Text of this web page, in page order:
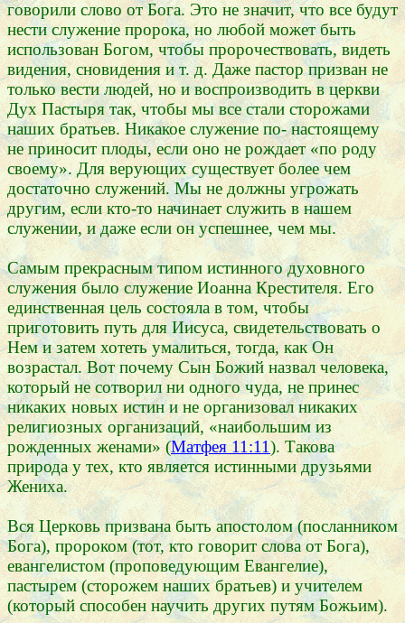
говорили слово от Бога. Это не значит, что все будут
нести служение пророка, но любой может быть
использован Богом, чтобы пророчествовать, видеть
видения, сновидения и т. д. Даже пастор призван не
только вести людей, но и воспроизводить в церкви
Дух Пастыря так, чтобы мы все стали сторожами
наших братьев. Никакое служение по- настоящему
не приносит плоды, если оно не рождает «по роду
своему». Для верующих существует более чем
достаточно служений. Мы не должны угрожать
другим, если кто-то начинает служить в нашем
служении, и даже если он успешнее, чем мы.
Самым прекрасным типом истинного духовного
служения было служение Иоанна Крестителя. Его
единственная цель состояла в том, чтобы
приготовить путь для Иисуса, свидетельствовать о
Нем и затем хотеть умалиться, тогда, как Он
возрастал. Вот почему Сын Божий назвал человека,
который не сотворил ни одного чуда, не принес
никаких новых истин и не организовал никаких
религиозных организаций, «наибольшим из
рожденных женами» (Матфея 11:11). Такова
природа у тех, кто является истинными друзьями
Жениха.
Вся Церковь призвана быть апостолом (посланником
Бога), пророком (тот, кто говорит слова от Бога),
евангелистом (проповедующим Евангелие),
пастырем (сторожем наших братьев) и учителем
(который способен научить других путям Божьим).